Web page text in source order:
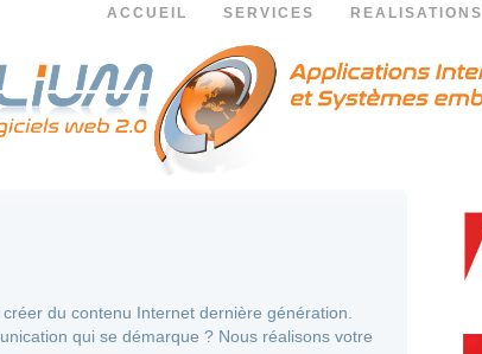
ACCUEIL SERVICES REALISATIONS
du contenu Internet dernière génération.
qui se démarque ? Nous réalisons votre